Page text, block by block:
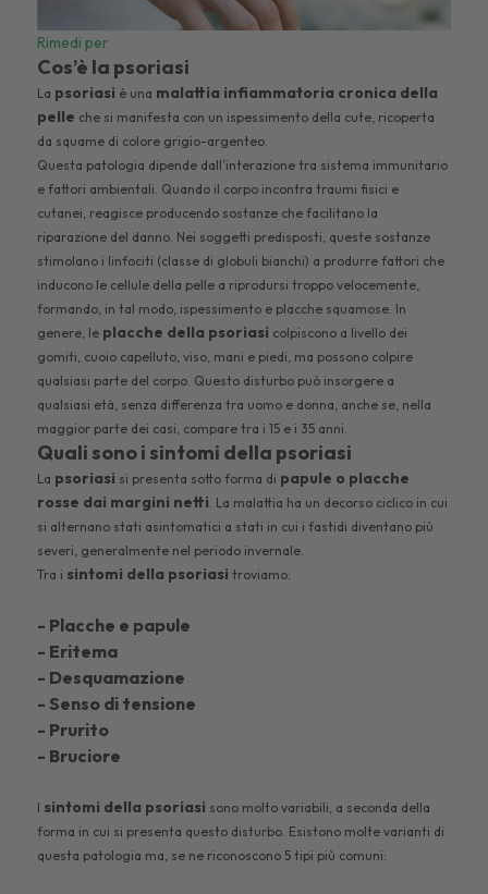
Rimedi per
Cos’è la psoriasi
La psoriasi è una malattia infiammatoria cronica della
pelle che si manifesta con un ispessimento della cute, ricoperta
da squame di colore grigio-argenteo.
Questa patologia dipende dall’interazione tra sistema immunitario
e fattori ambientali. Quando il corpo incontra traumi fisici e
cutanei, reagisce producendo sostanze che facilitano la
riparazione del danno. Nei soggetti predisposti, queste sostanze
stimolano i linfociti (classe di globuli bianchi) a produrre fattori che
inducono le cellule della pelle a riprodursi troppo velocemente,
formando, in tal modo, ispessimento e placche squamose. In
genere, le placche della psoriasi colpiscono a livello dei
gomiti, cuoio capelluto, viso, mani e piedi, ma possono colpire
qualsiasi parte del corpo. Questo disturbo può insorgere a
qualsiasi età, senza differenza tra uomo e donna, anche se, nella
maggior parte dei casi, compare tra i 15 e i 35 anni.
Quali sono i sintomi della psoriasi
La psoriasi si presenta sotto forma di papule o placche
rosse dai margini netti. La malattia ha un decorso ciclico in cui
si alternano stati asintomatici a stati in cui i fastidi diventano più
severi, generalmente nel periodo invernale.
Tra i sintomi della psoriasi troviamo:
- Placche e papule
- Eritema
- Desquamazione
- Senso di tensione
- Prurito
- Bruciore
I sintomi della psoriasi sono molto variabili, a seconda della
forma in cui si presenta questo disturbo. Esistono molte varianti di
questa patologia ma, se ne riconoscono 5 tipi più comuni: